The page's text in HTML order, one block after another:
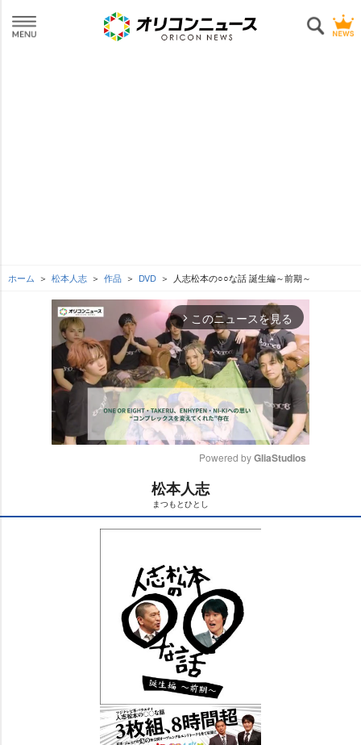
ホーム 松本人志 作品 DVD 人志松本の○○な話 誕生編～前期～
arrow_forward_ios このニュースを見る
t
Powered by GliaStudios
松本人志
まつもとひとし